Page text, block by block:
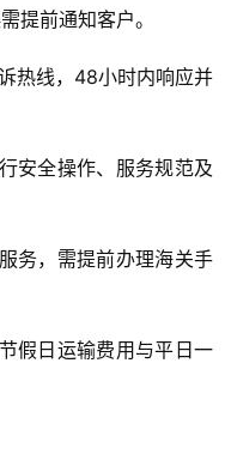
提前通知客户。
热线，48小时内响应并
安全操作、服务规范及
务，需提前办理海关手
假日运输费用与平日一